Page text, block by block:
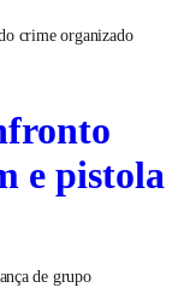
crime organizado
e pistola
de grupo